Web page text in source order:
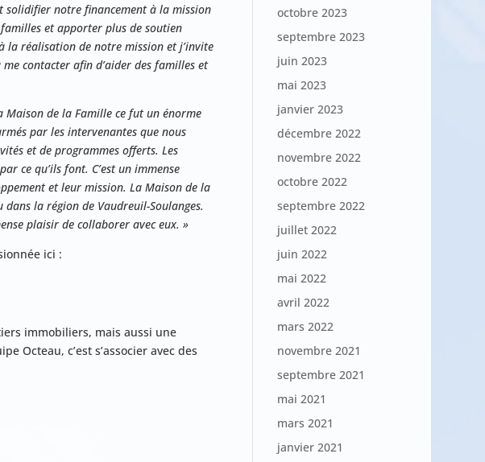
solidifier notre financement à la mission
et apporter plus de soutien
la réalisation de notre mission et j’invite
contacter afin d’aider des familles et
Maison de la Famille ce fut un énorme
par les intervenantes que nous
et de programmes offerts. Les
ce qu’ils font. C’est un immense
et leur mission. La Maison de la
la région de Vaudreuil-Soulanges.
plaisir de collaborer avec eux. »
ici :
immobiliers, mais aussi une
Octeau, c’est s’associer avec des
octobre 2023
septembre 2023
juin 2023
mai 2023
janvier 2023
décembre 2022
novembre 2022
octobre 2022
septembre 2022
juillet 2022
juin 2022
mai 2022
avril 2022
mars 2022
novembre 2021
septembre 2021
mai 2021
mars 2021
janvier 2021